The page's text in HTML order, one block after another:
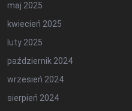
maj 2025
kwiecień 2025
luty 2025
październik 2024
wrzesień 2024
sierpień 2024